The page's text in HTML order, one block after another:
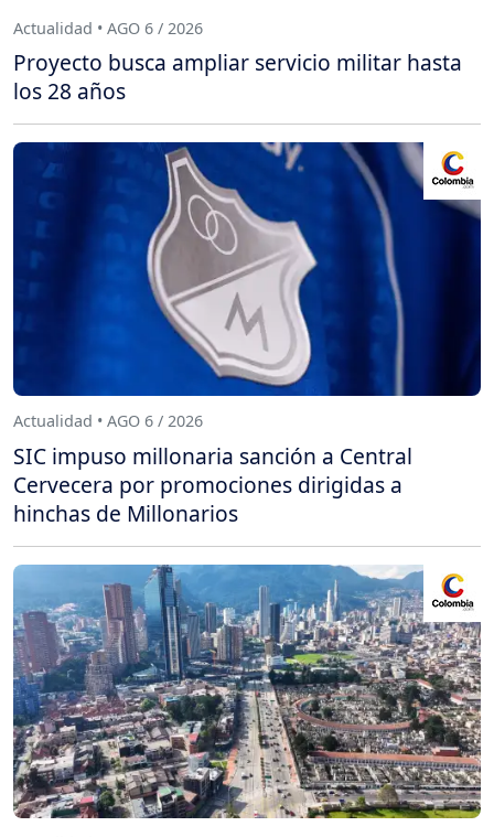
Actualidad • AGO 6 / 2026
Proyecto busca ampliar servicio militar hasta
los 28 años
Actualidad • AGO 6 / 2026
SIC impuso millonaria sanción a Central
Cervecera por promociones dirigidas a
hinchas de Millonarios